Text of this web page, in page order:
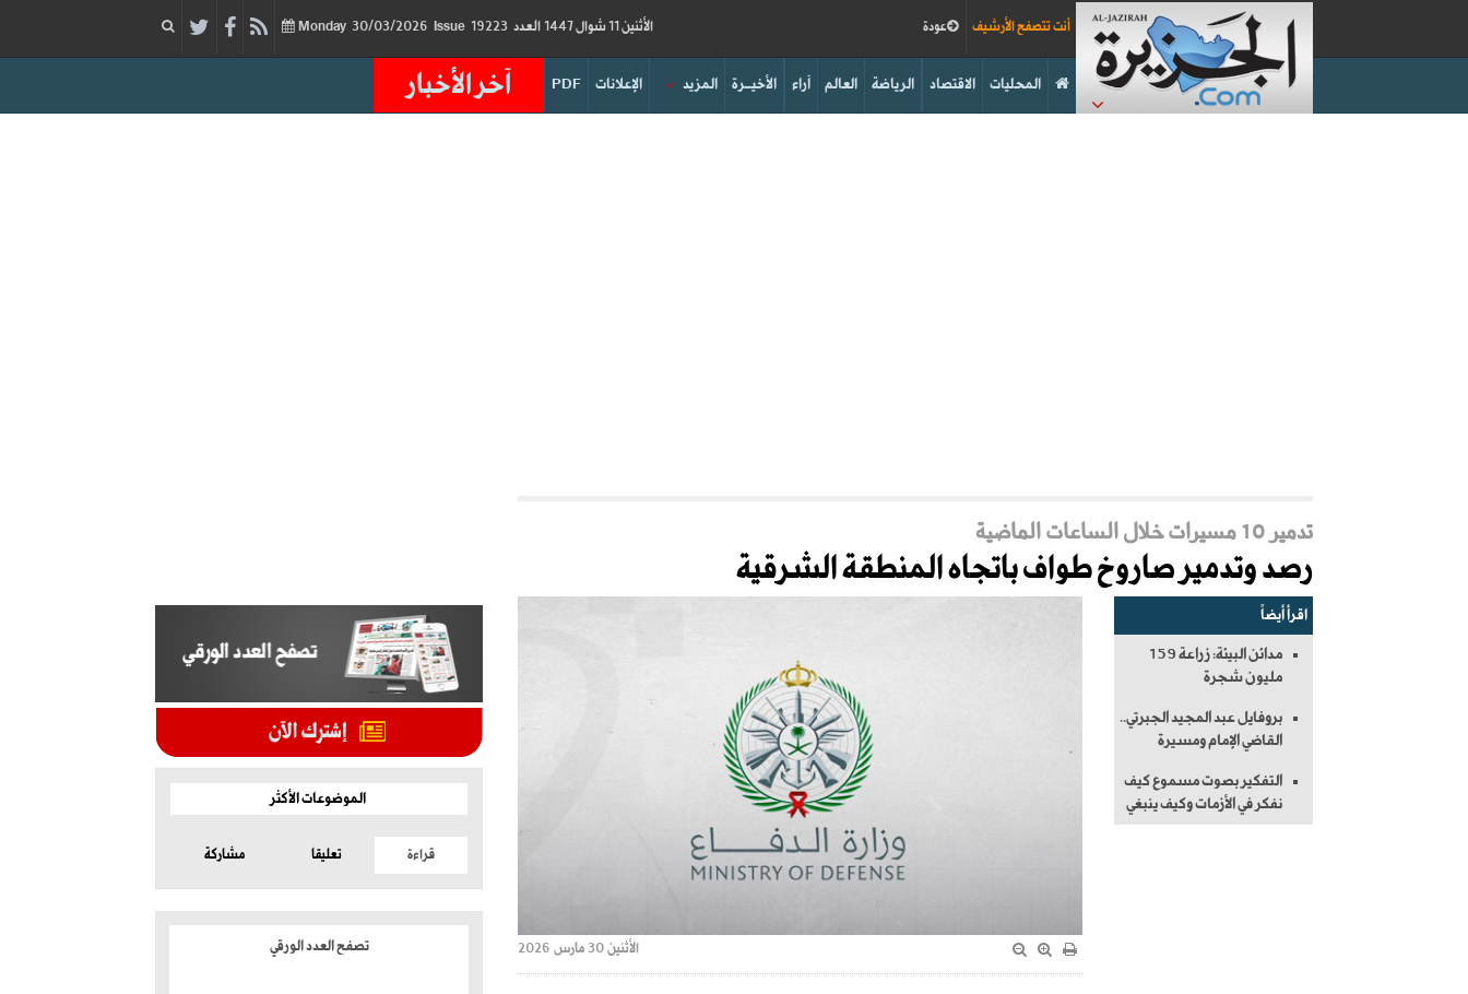
الأثنين 11 شوال 1447 العدد 19223 30/03/2026 Issue عودة أنت تتصفح الأرشيف
آخر الأخبار PDF الإعلانات المزيد الأخيــرة آراء العالم الرياضة الاقتصاد المحليات
تدمير 10 مسيرات خلال الساعات الماضية
رصد وتدمير صاروخ طواف باتجاه المنطقة الشرقية
اقرأ أيضاً
مدائن البيئة: زراعة 159
مليون شجرة
بروفايل عبد المجيد الجبرتي..
القاضي الإمام ومسيرة
التفكير بصوت مسموع كيف
نفكر في الأزمات وكيف ينبغي
الأثنين 30 مارس 2026
الموضوعات الأكثر
قراءة تعليقا مشاركة
تصفح العدد الورقي